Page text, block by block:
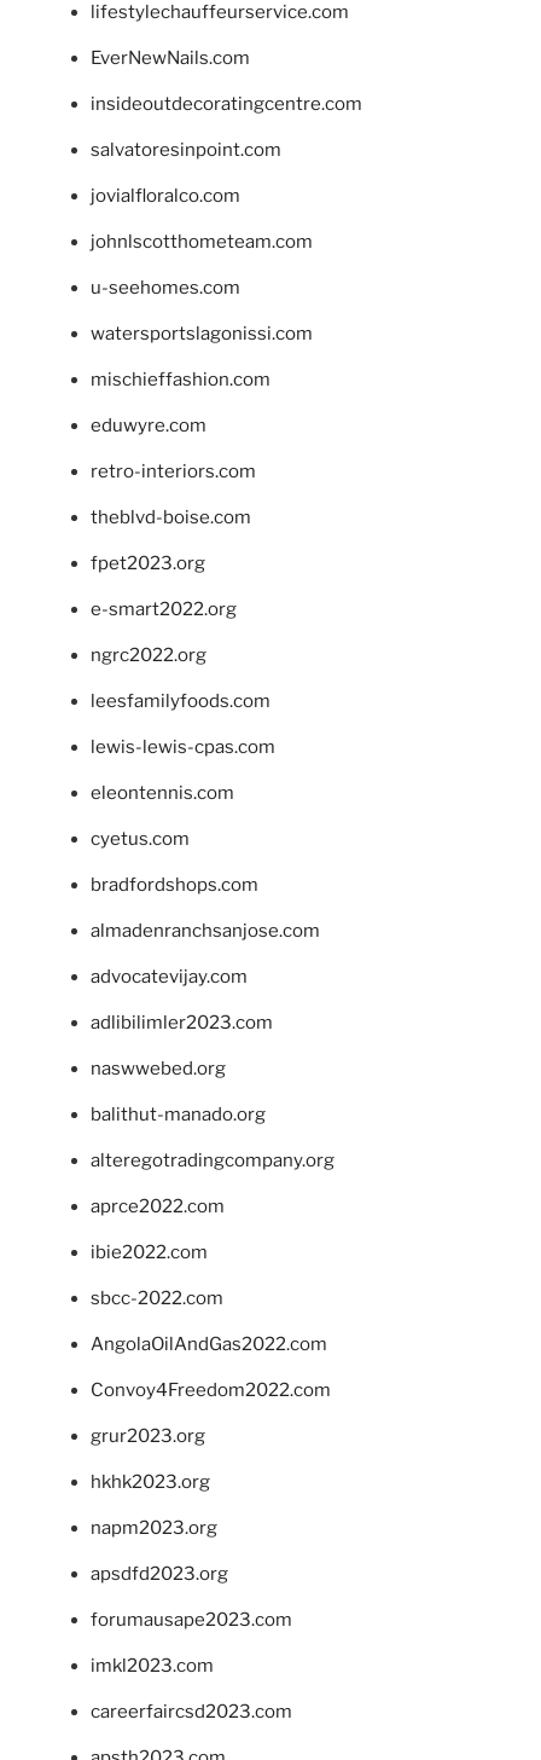
lifestylechauffeurservice.com
EverNewNails.com
insideoutdecoratingcentre.com
salvatoresinpoint.com
jovialfloralco.com
johnlscotthometeam.com
u-seehomes.com
watersportslagonissi.com
mischieffashion.com
eduwyre.com
retro-interiors.com
theblvd-boise.com
fpet2023.org
e-smart2022.org
ngrc2022.org
leesfamilyfoods.com
lewis-lewis-cpas.com
eleontennis.com
cyetus.com
bradfordshops.com
almadenranchsanjose.com
advocatevijay.com
adlibilimler2023.com
naswwebed.org
balithut-manado.org
alteregotradingcompany.org
aprce2022.com
ibie2022.com
sbcc-2022.com
AngolaOilAndGas2022.com
Convoy4Freedom2022.com
grur2023.org
hkhk2023.org
napm2023.org
apsdfd2023.org
forumausape2023.com
imkl2023.com
careerfaircsd2023.com